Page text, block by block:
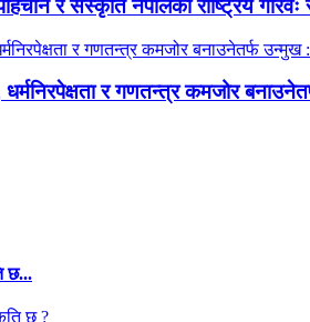
र संस्कृति नेपालको राष्ट्रिय गौरवः
धर्मनिरपेक्षता र गणतन्त्र कमजोर
छ...